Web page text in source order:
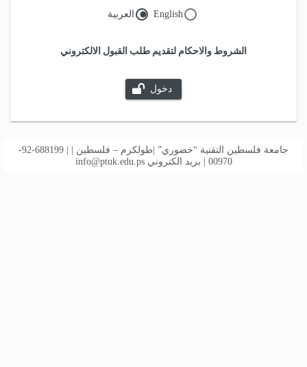
English العربية
الشروط والاحكام لتقديم طلب القبول الالكتروني
دخول
جامعة فلسطين التقنية “خضوري” |طولكرم – فلسطين | | 688199-92-
00970 | بريد الكتروني
info@ptuk.edu.ps